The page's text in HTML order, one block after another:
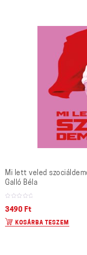
Mi lett veled
Galló Béla
3490 Ft
KOSÁRBA TESZEM